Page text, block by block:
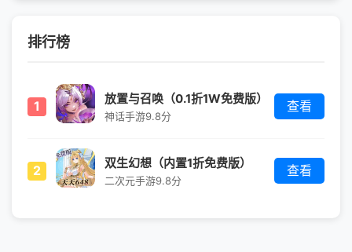
排行榜
1 放置与召唤（0.1折1W免费版）
神话手游9.8分
查看
2 双生幻想（内置1折免费版）
二次元手游9.8分
查看